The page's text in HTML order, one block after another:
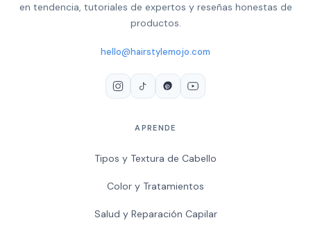
en tendencia, tutoriales de expertos y reseñas honestas de
productos.
hello@hairstylemojo.com
APRENDE
Tipos y Textura de Cabello
Color y Tratamientos
Salud y Reparación Capilar